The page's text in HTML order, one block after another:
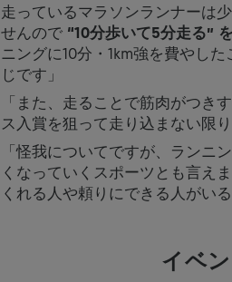
走っているマラソンランナーは
せんので “10分歩いて5分走る”
ニングに10分・1km強を費やし
じです」
「また、走ることで筋肉がつき
ス入賞を狙って走り込まない限
「怪我についてですが、ランニ
くなっていくスポーツとも言え
くれる人や頼りにできる人がいる
イベ